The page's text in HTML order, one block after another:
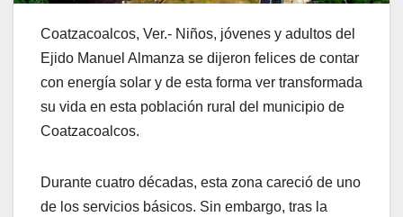
Coatzacoalcos, Ver.- Niños, jóvenes y adultos del
Ejido Manuel Almanza se dijeron felices de contar
con energía solar y de esta forma ver transformada
su vida en esta población rural del municipio de
Coatzacoalcos.
Durante cuatro décadas, esta zona careció de uno
de los servicios básicos. Sin embargo, tras la